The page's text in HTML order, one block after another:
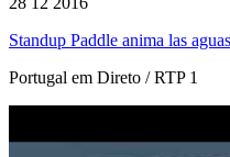
Standup Paddle anima las
Portugal em Direto / RTP 1